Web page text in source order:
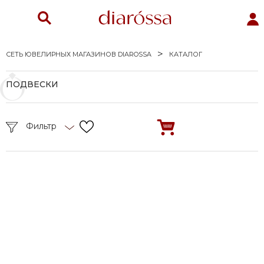
СЕТЬ ЮВЕЛИРНЫХ МАГАЗИНОВ DIAROSSA КАТАЛОГ
ПОДВЕСКИ
Фильтр